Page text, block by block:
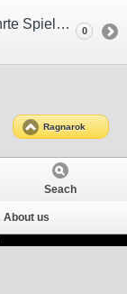
Linkshell für neue und zurückgekehrte Spieler 0
Ragnarok
Seach
About us